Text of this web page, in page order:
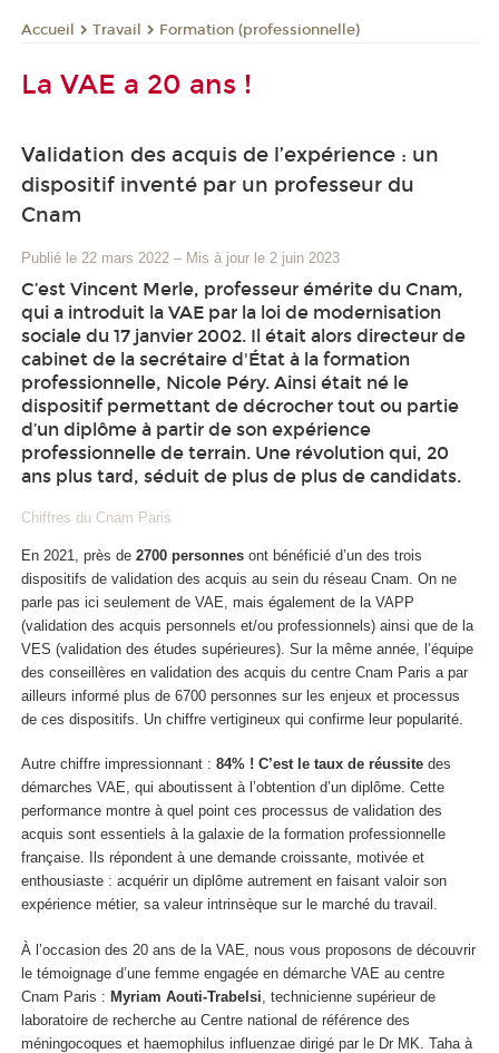
Accueil Travail Formation (professionnelle)
La VAE a 20 ans !
Validation des acquis de l’expérience : un
dispositif inventé par un professeur du
Cnam
Publié le 22 mars 2022 – Mis à jour le 2 juin 2023
C’est Vincent Merle, professeur émérite du Cnam,
qui a introduit la VAE par la loi de modernisation
sociale du 17 janvier 2002. Il était alors directeur de
cabinet de la secrétaire d'État à la formation
professionnelle, Nicole Péry. Ainsi était né le
dispositif permettant de décrocher tout ou partie
d’un diplôme à partir de son expérience
professionnelle de terrain. Une révolution qui, 20
ans plus tard, séduit de plus de plus de candidats.
Chiffres du Cnam Paris
En 2021, près de 2700 personnes ont bénéficié d’un des trois
dispositifs de validation des acquis au sein du réseau Cnam. On ne
parle pas ici seulement de VAE, mais également de la VAPP
(validation des acquis personnels et/ou professionnels) ainsi que de la
VES (validation des études supérieures). Sur la même année, l’équipe
des conseillères en validation des acquis du centre Cnam Paris a par
ailleurs informé plus de 6700 personnes sur les enjeux et processus
de ces dispositifs. Un chiffre vertigineux qui confirme leur popularité.
Autre chiffre impressionnant : 84% ! C’est le taux de réussite des
démarches VAE, qui aboutissent à l’obtention d’un diplôme. Cette
performance montre à quel point ces processus de validation des
acquis sont essentiels à la galaxie de la formation professionnelle
française. Ils répondent à une demande croissante, motivée et
enthousiaste : acquérir un diplôme autrement en faisant valoir son
expérience métier, sa valeur intrinsèque sur le marché du travail.
À l’occasion des 20 ans de la VAE, nous vous proposons de découvrir
le témoignage d’une femme engagée en démarche VAE au centre
Cnam Paris : Myriam Aouti-Trabelsi , technicienne supérieur de
laboratoire de recherche au Centre national de référence des
méningocoques et haemophilus influenzae dirigé par le Dr MK. Taha à